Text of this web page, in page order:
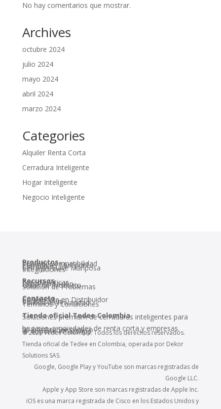
No hay comentarios que mostrar.
Archives
octubre 2024
julio 2024
mayo 2024
abril 2024
marzo 2024
Categories
Alquiler Renta Corta
Cerradura Inteligente
Hogar Inteligente
Negocio Inteligente
Productos
Verificar Compatibilidad
Cerraduras Multipunto
Cremonas
Cerrojos Llave Mariposa
Integraciones
Recursos
Características
Documentación
Guías de Producto
Solución de Problemas
Contacto
Conviértete en Distribuidor
Contáctanos
Política de Privacidad
Términos y Condiciones
Tienda oficial Tedee Colombia
Soluciones premium de cerraduras inteligentes para
hogares, propiedades de renta corta y empresas.
📧 info@tedee.com.co
📱 Soporte WhatsApp
© 2026 Tedee Colombia. Todos los derechos reservados.
Tienda oficial de Tedee en Colombia, operada por Dekor
Solutions SAS.
Google, Google Play y YouTube son marcas registradas de
Google LLC.
Apple y App Store son marcas registradas de Apple Inc.
iOS es una marca registrada de Cisco en los Estados Unidos y